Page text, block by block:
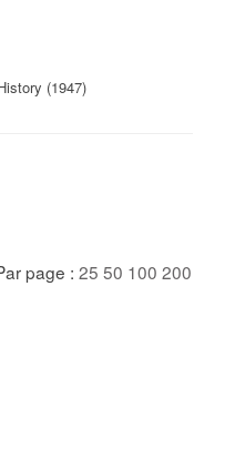
(1947)
page : 25 50 100 200